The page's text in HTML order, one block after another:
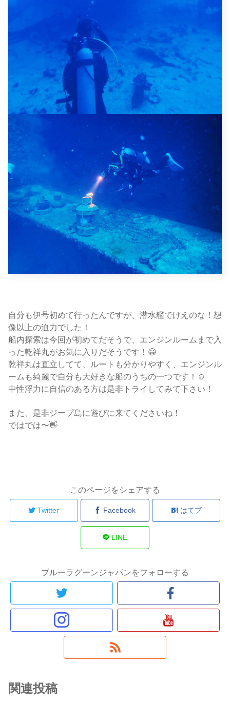
自分も伊号初めて行ったんですが、潜水艦でけえのな！想
像以上の迫力でした！
船内探索は今回が初めてだそうで、エンジンルームまで入
った乾祥丸がお気に入りだそうです！😀
乾祥丸は直立してて、ルートも分かりやすく、エンジンル
ームも綺麗で自分も大好きな船のうちの一つです！☺️
中性浮力に自信のある方は是非トライしてみて下さい！
また、是非ジープ島に遊びに来てくださいね！
ではでは〜👋
このページをシェアする
Twitter Facebook はてブ
LINE
ブルーラグーンジャパンをフォローする
関連投稿